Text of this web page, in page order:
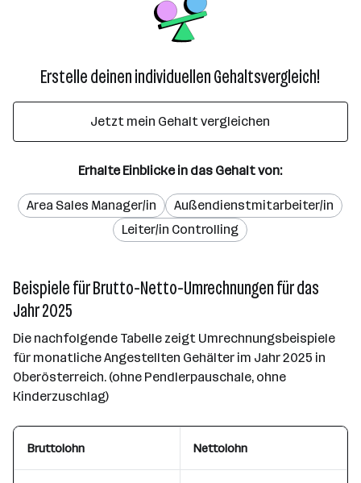
Erstelle deinen individuellen Gehaltsvergleich!
Jetzt mein Gehalt vergleichen
Erhalte Einblicke in das Gehalt von:
Area Sales Manager/in
Außendienstmitarbeiter/in
Leiter/in Controlling
Beispiele für Brutto-Netto-Umrechnungen für das
Jahr 2025
Die nachfolgende Tabelle zeigt Umrechnungsbeispiele
für monatliche Angestellten Gehälter im Jahr 2025 in
Oberösterreich. (ohne Pendlerpauschale, ohne
Kinderzuschlag)
Bruttolohn Nettolohn